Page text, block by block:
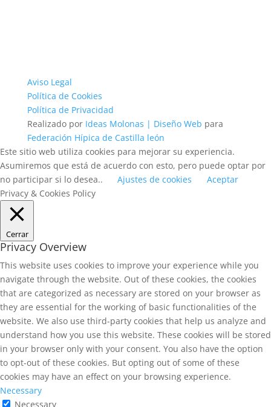
Aviso Legal
Política de Cookies
Política de Privacidad
Realizado por Ideas Molonas | Diseño Web para
Federación Hípica de Castilla león
Este sitio web utiliza cookies para mejorar su experiencia.
Asumiremos que está de acuerdo con esto, pero puede optar por
no participar si lo desea..
Ajustes de cookies
Aceptar
Privacy & Cookies Policy
Cerrar
Privacy Overview
This website uses cookies to improve your experience while you
navigate through the website. Out of these cookies, the cookies
that are categorized as necessary are stored on your browser as
they are essential for the working of basic functionalities of the
website. We also use third-party cookies that help us analyze and
understand how you use this website. These cookies will be stored
in your browser only with your consent. You also have the option
to opt-out of these cookies. But opting out of some of these
cookies may have an effect on your browsing experience.
Necessary
Necessary